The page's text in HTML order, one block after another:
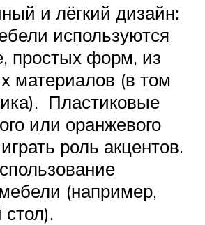
и лёгкий дизайн:
используются
простых форм, из
материалов (в том
Пластиковые
или оранжевого
роль акцентов.
(например,